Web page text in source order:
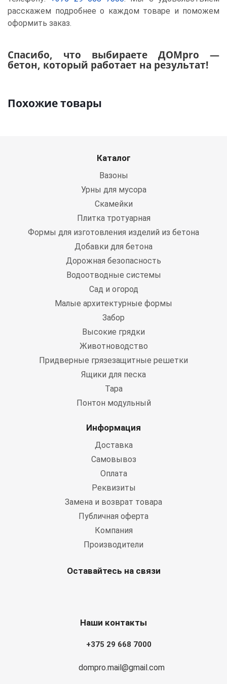
расскажем подробнее о каждом товаре и поможем
оформить заказ.
Спасибо, что выбираете ДОМpro —
бетон, который работает на результат!
Похожие товары
Каталог
Вазоны
Урны для мусора
Скамейки
Плитка тротуарная
Формы для изготовления изделий из бетона
Добавки для бетона
Дорожная безопасность
Водоотводные системы
Сад и огород
Малые архитектурные формы
Забор
Высокие грядки
Животноводство
Придверные грязезащитные решетки
Ящики для песка
Тара
Понтон модульный
Информация
Доставка
Самовывоз
Оплата
Реквизиты
Замена и возврат товара
Публичная оферта
Компания
Производители
Оставайтесь на связи
Наши контакты
+375 29 668 7000
dompro.mail@gmail.com